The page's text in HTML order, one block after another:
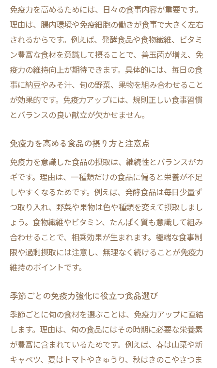
日常で簡単に免疫力アップする食品選択法
発酵食品が免疫力向上に与える効果
発酵食品が免疫力に与える主なメリット
免疫力アップに発酵食品が選ばれる理由
発酵食品の免疫力向上メカニズムとは
免疫力を高める発酵食品の実践的活用法
免疫力維持に発酵食品が不可欠な理由
免疫力を高める食材一覧で選ぶ健康習慣
免疫力アップ食材ベスト10の活用術
免疫力向上を助ける食材の調理方法紹介
免疫力維持に役立つ食材の組み合わせ例
免疫力高める食材の効果的な摂取タイミン
グ
簡単に免疫力を上げる食べ物の秘密
簡単に免疫力を上げる食べ物の選び方
免疫力を手軽に高める食事アイデア集
免疫力向上に手軽な飲み物の取り入れ方
免疫力を支える時短レシピのポイント
バランス食で実現する免疫力維持法
免疫力維持に必要なバランス食の基本
免疫力を高めるためには、日々の食事内容が重要です。
理由は、腸内環境や免疫細胞の働きが食事で大きく左右
されるからです。例えば、発酵食品や食物繊維、ビタミ
ン豊富な食材を意識して摂ることで、善玉菌が増え、免
疫力の維持向上が期待できます。具体的には、毎日の食
事に納豆やみそ汁、旬の野菜、果物を組み合わせること
が効果的です。免疫力アップには、規則正しい食事習慣
とバランスの良い献立が欠かせません。
免疫力を高める食品の摂り方と注意点
免疫力を意識した食品の摂取は、継続性とバランスがカ
ギです。理由は、一種類だけの食品に偏ると栄養が不足
しやすくなるためです。例えば、発酵食品は毎日少量ず
つ取り入れ、野菜や果物は色や種類を変えて摂取しまし
ょう。食物繊維やビタミン、たんぱく質も意識して組み
合わせることで、相乗効果が生まれます。極端な食事制
限や過剰摂取には注意し、無理なく続けることが免疫力
維持のポイントです。
季節ごとの免疫力強化に役立つ食品選び
季節ごとに旬の食材を選ぶことは、免疫力アップに直結
します。理由は、旬の食品にはその時期に必要な栄養素
が豊富に含まれているためです。例えば、春は山菜や新
キャベツ、夏はトマトやきゅうり、秋はきのこやさつま